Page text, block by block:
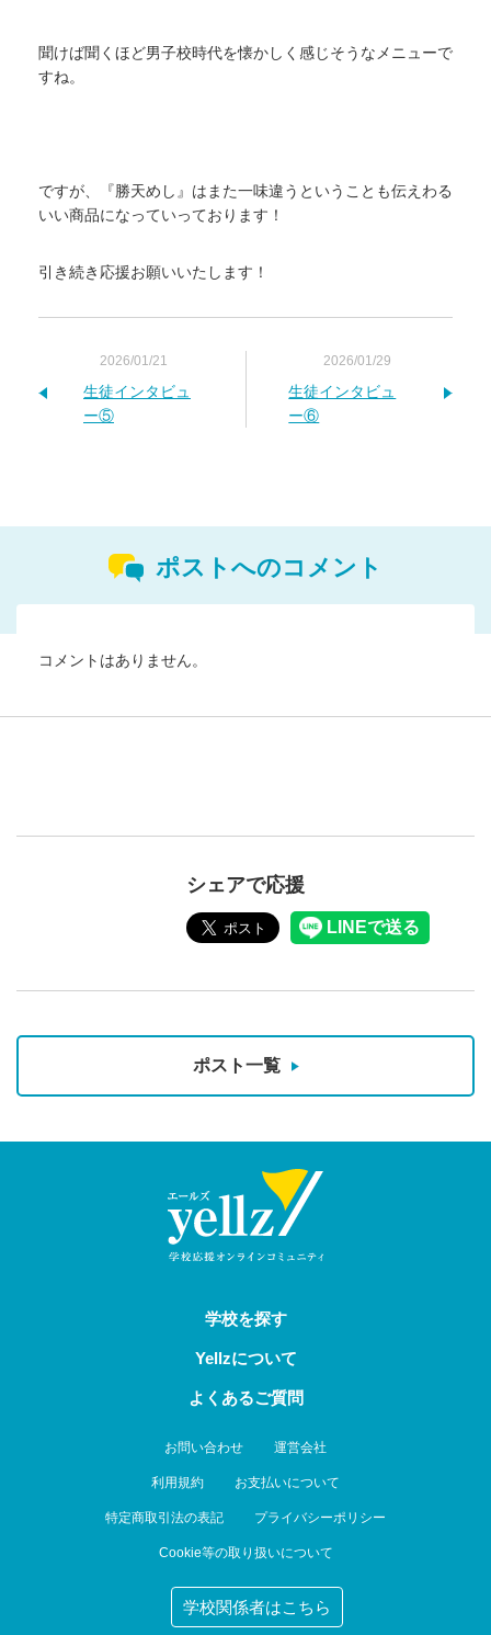
聞けば聞くほど男子校時代を懐かしく感じそうなメニューで
すね。
ですが、『勝天めし』はまた一味違うということも伝えわる
いい商品になっていっております！
引き続き応援お願いいたします！
2026/01/21
生徒インタビュ
ー⑤
2026/01/29
生徒インタビュ
ー⑥
ポストへのコメント
コメントはありません。
シェアで応援
ポスト一覧
学校を探す
Yellzについて
よくあるご質問
お問い合わせ 運営会社
利用規約 お支払いについて
特定商取引法の表記 プライバシーポリシー
Cookie等の取り扱いについて
学校関係者はこちら